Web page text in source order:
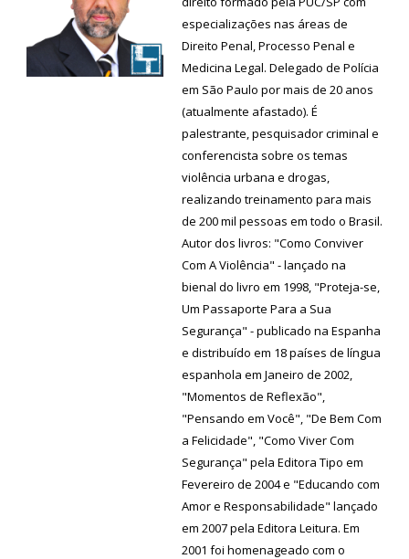
especializações nas áreas de
Direito Penal, Processo Penal e
Medicina Legal. Delegado de Polícia
em São Paulo por mais de 20 anos
(atualmente afastado). É
palestrante, pesquisador criminal e
conferencista sobre os temas
violência urbana e drogas,
realizando treinamento para mais
de 200 mil pessoas em todo o Brasil.
Autor dos livros: "Como Conviver
Com A Violência" - lançado na
bienal do livro em 1998, "Proteja-se,
Um Passaporte Para a Sua
Segurança" - publicado na Espanha
e distribuído em 18 países de língua
espanhola em Janeiro de 2002,
"Momentos de Reflexão",
"Pensando em Você", "De Bem Com
a Felicidade", "Como Viver Com
Segurança" pela Editora Tipo em
Fevereiro de 2004 e "Educando com
Amor e Responsabilidade" lançado
em 2007 pela Editora Leitura. Em
2001 foi homenageado com o